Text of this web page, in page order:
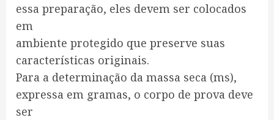
essa preparação, eles devem ser colocados
em
ambiente protegido que preserve suas
características originais.
Para a determinação da massa seca (ms),
expressa em gramas, o corpo de prova deve
ser